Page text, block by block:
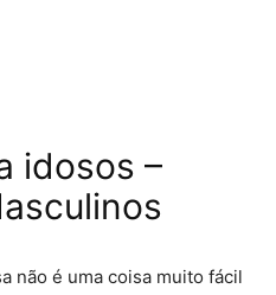
idosos –
não é uma coisa muito fácil